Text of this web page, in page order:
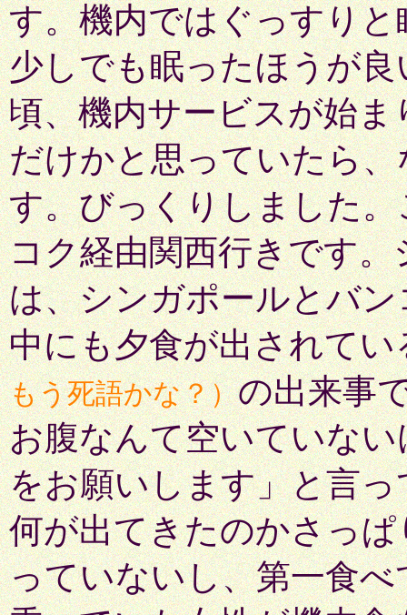
す。機内ではぐっすり
少しでも眠ったほうが
頃、機内サービスが始
だけかと思っていたら、
す。びっくりしました
コク経由関西行きです
は、シンガポールとバ
中にも夕食が出されて
もう死語かな？）の出来事
お腹なんて空いていな
をお願いします」と言
何が出てきたのかさっ
っていないし、第一食